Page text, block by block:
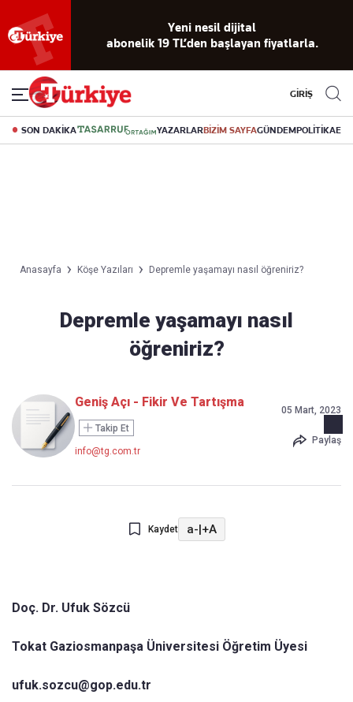
Yeni nesil dijital
abonelik 19 TL’den başlayan fiyatlarla.
GİRİŞ
SON DAKİKA YAZARLARBİZİM SAYFAGÜNDEMPOLİTİKA
Anasayfa Köşe Yazıları Depremle yaşamayı nasıl öğreniriz?
Depremle yaşamayı nasıl
öğreniriz?
Geniş Açı - Fikir Ve Tartışma
Takip Et
info@tg.com.tr
05 Mart, 2023
Paylaş
Kaydet a-|+A
Doç. Dr. Ufuk Sözcü
Tokat Gaziosmanpaşa Üniversitesi Öğretim Üyesi
ufuk.sozcu@gop.edu.tr